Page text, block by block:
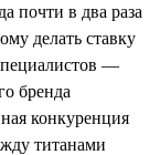
почти в два раза
делать ставку
—
бренда
конкуренция
титанами